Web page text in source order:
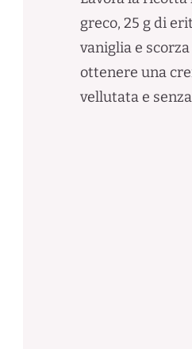
greco, 25 g di
vaniglia e
ottenere una
vellutata e